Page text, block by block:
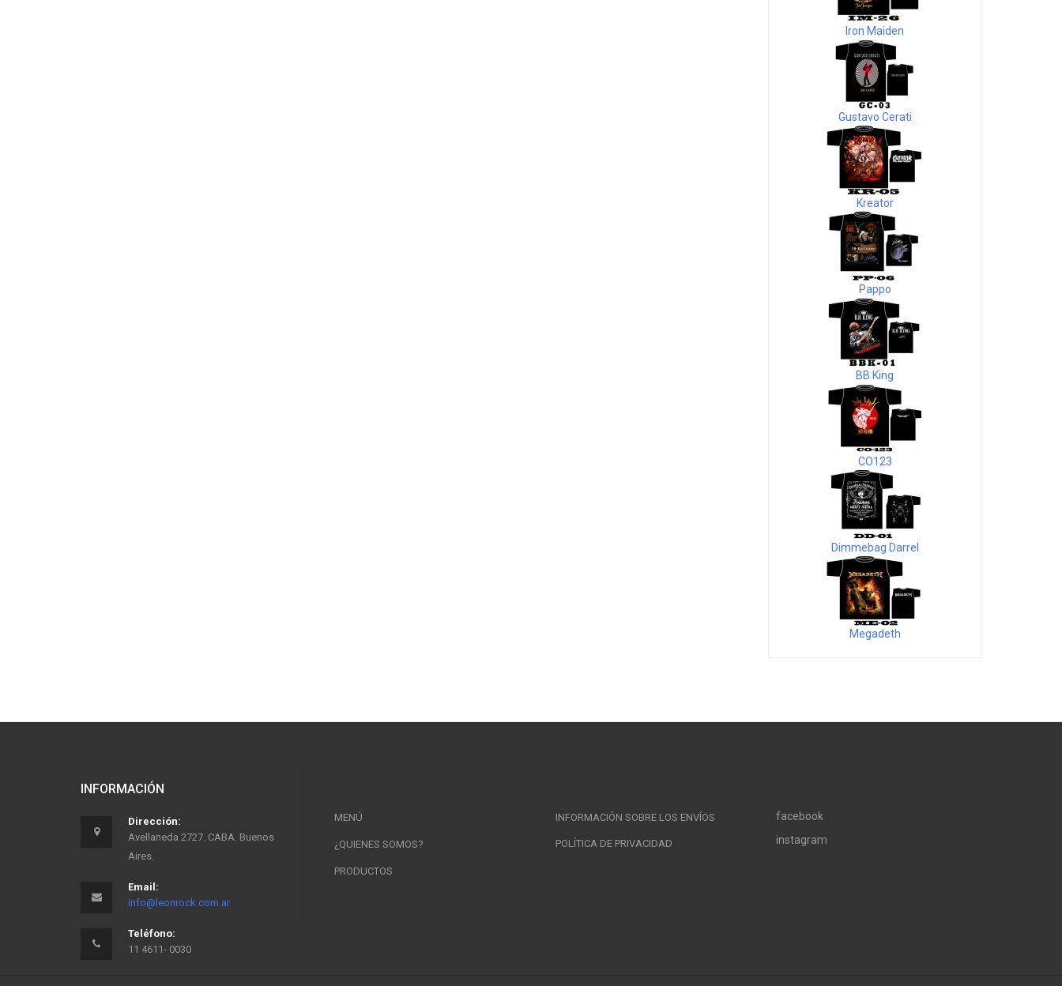
Iron Maiden
Gustavo Cerati
Kreator
Pappo
BB King
CO123
Dimmebag Darrel
Megadeth
INFORMACIÓN
Dirección:
Avellaneda 2727. CABA. Buenos
Aires.
Email:
info@leonrock.com.ar
Teléfono:
11 4611- 0030
MENÚ
¿QUIENES SOMOS?
PRODUCTOS
INFORMACIÓN SOBRE LOS ENVÍOS
POLÍTICA DE PRIVACIDAD
facebook
instagram